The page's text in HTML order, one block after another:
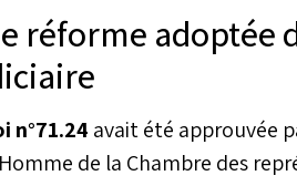
réforme adoptée
n°71.24 avait été approuvée
de la Chambre des